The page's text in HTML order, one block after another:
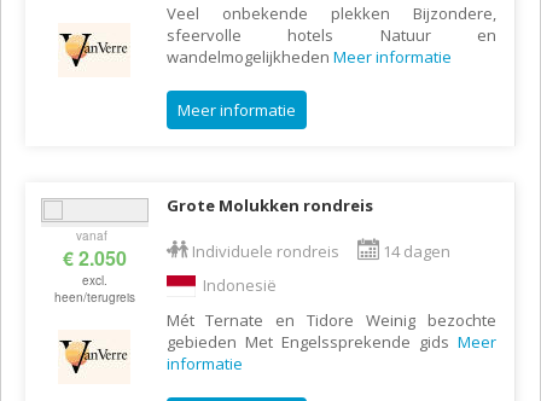
Veel onbekende plekken Bijzondere,
sfeervolle hotels Natuur en
wandelmogelijkheden Meer informatie
Meer informatie
vanaf
€ 2.050
excl.
heen/terugreis
Grote Molukken rondreis
Individuele rondreis
14 dagen
Indonesië
Mét Ternate en Tidore Weinig bezochte
gebieden Met Engelssprekende gids Meer
informatie